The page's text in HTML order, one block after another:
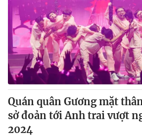
Quán quân Gương mặt
sở đoản tới Anh trai vượt
2024